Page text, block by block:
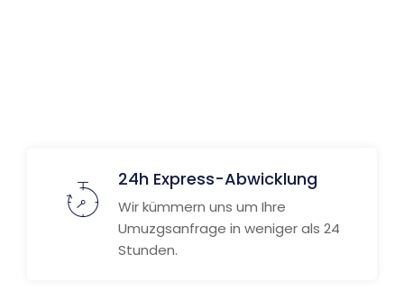
24h Express-Abwicklung
Wir kümmern uns um Ihre
Umuzgsanfrage in weniger als 24
Stunden.